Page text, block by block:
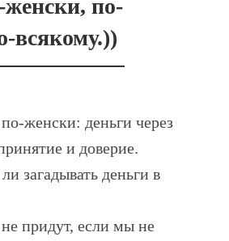
по-
всякому.))
женски: деньги через
и доверие.
загадывать деньги в
придут, если мы не